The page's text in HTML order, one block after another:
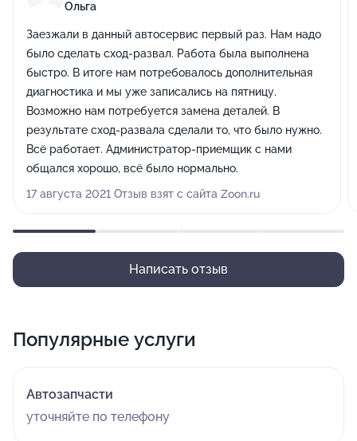
Ольга
Заезжали в данный автосервис первый раз. Нам надо
было сделать сход-развал. Работа была выполнена
быстро. В итоге нам потребовалось дополнительная
диагностика и мы уже записались на пятницу.
Возможно нам потребуется замена деталей. В
результате сход-развала сделали то, что было нужно.
Всё работает. Администратор-приемщик с нами
общался хорошо, всё было нормально.
17 августа 2021 Отзыв взят с сайта Zoon.ru
Написать отзыв
Популярные услуги
Автозапчасти
уточняйте по телефону